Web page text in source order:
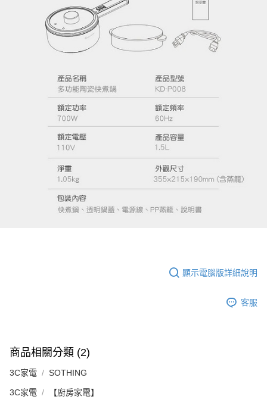
顯示電腦版詳細說明
客服
商品相關分類 (2)
3C家電 SOTHING
3C家電 【廚房家電】